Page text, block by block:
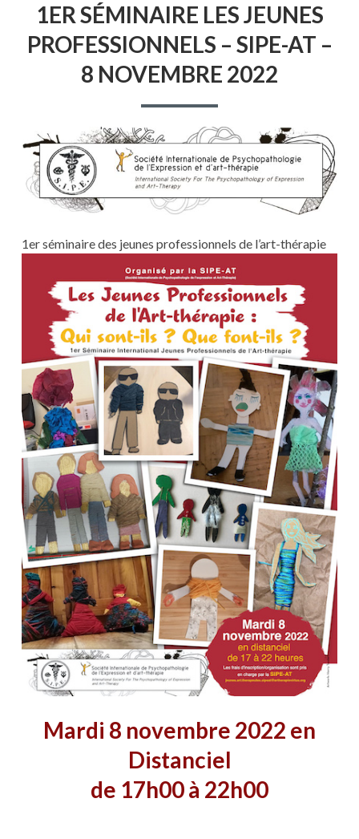
SÉMINAIRE
LES
JEUNES
PROFESSIONNELS
–
SIPE-
NOVEMBRE
2022
1ER SÉMINAIRE LES JEUNES
PROFESSIONNELS – SIPE-AT –
8 NOVEMBRE 2022
1er séminaire des jeunes professionnels de l’art-thérapie
Mardi 8 novembre 2022 en
Distanciel
de 17h00 à 22h00